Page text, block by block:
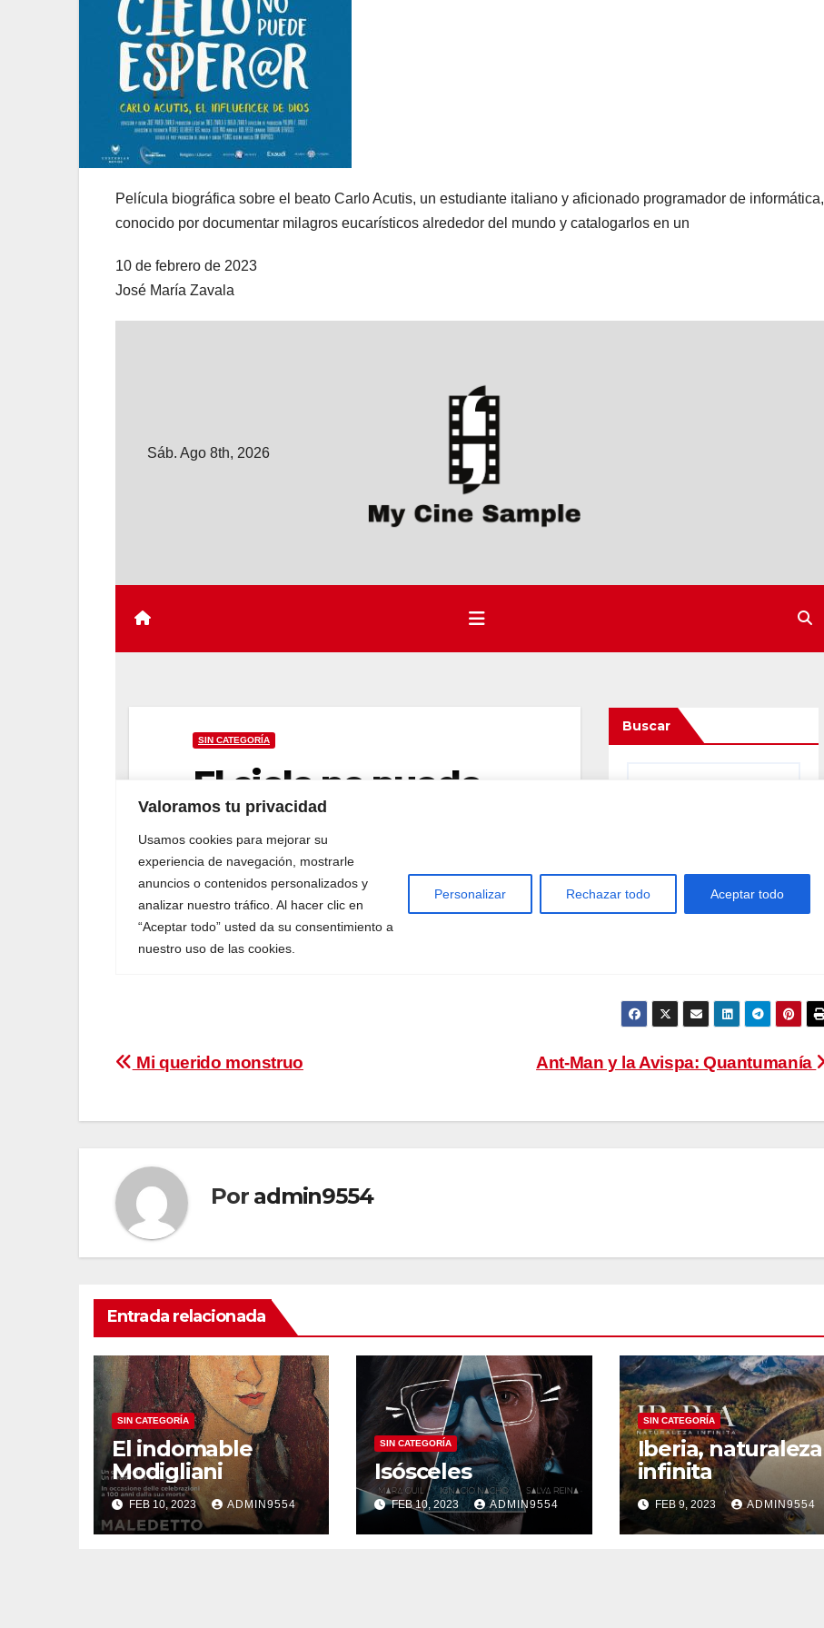
Película biográfica sobre el beato Carlo Acutis, un estudiante italiano y aficionado programador de informática,
conocido por documentar milagros eucarísticos alrededor del mundo y catalogarlos en un
10 de febrero de 2023
José María Zavala
Navegación
Ant-Man y la Avispa: Quantumanía
Mi querido monstruo
Por admin9554
Entrada relacionada
SIN CATEGORÍA
El indomable
Modigliani
FEB 10, 2023 ADMIN9554
SIN CATEGORÍA
Isósceles
FEB 10, 2023 ADMIN9554
SIN CATEGORÍA
Iberia, naturaleza
infinita
FEB 9, 2023 ADMIN9554